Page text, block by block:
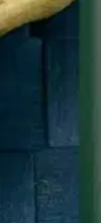
sopii